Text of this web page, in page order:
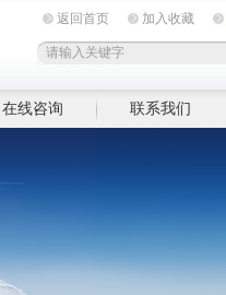
返回首页 加入收藏
在线咨询 联系我们